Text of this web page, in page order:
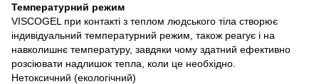
Температурний режим
VISCOGEL при контакті з теплом людського тіла створює
індивідуальний температурний режим, також реагує і на
навколишнє температуру, завдяки чому здатний ефективно
розсіювати надлишок тепла, коли це необхідно.
Нетоксичний (екологічний)